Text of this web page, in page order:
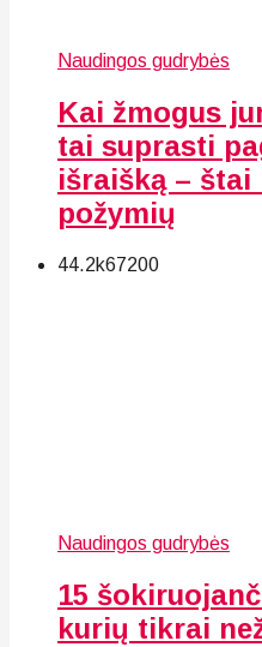
Naudingos gudrybės
Kai žmogus
tai suprasti
išraišką – štai
požymių
44.2k67200
Naudingos gudrybės
15
kurių tikrai